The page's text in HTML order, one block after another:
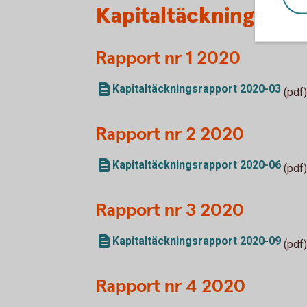
Rapport nr 1 2020
Kapitaltäckningsrapport 2020-03 (pdf)
Rapport nr 2 2020
Kapitaltäckningsrapport 2020-06 (pdf)
Rapport nr 3 2020
Kapitaltäckningsrapport 2020-09 (pdf)
Rapport nr 4 2020